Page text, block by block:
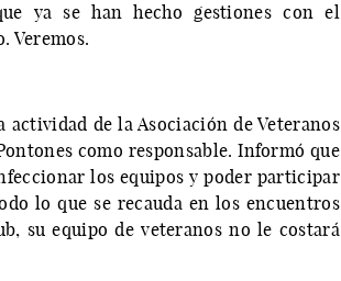
ya se han hecho gestiones con el
Veremos.
actividad de la Asociación de Veteranos
como responsable. Informó que
los equipos y poder participar
lo que se recauda en los encuentros
su equipo de veteranos no le costará